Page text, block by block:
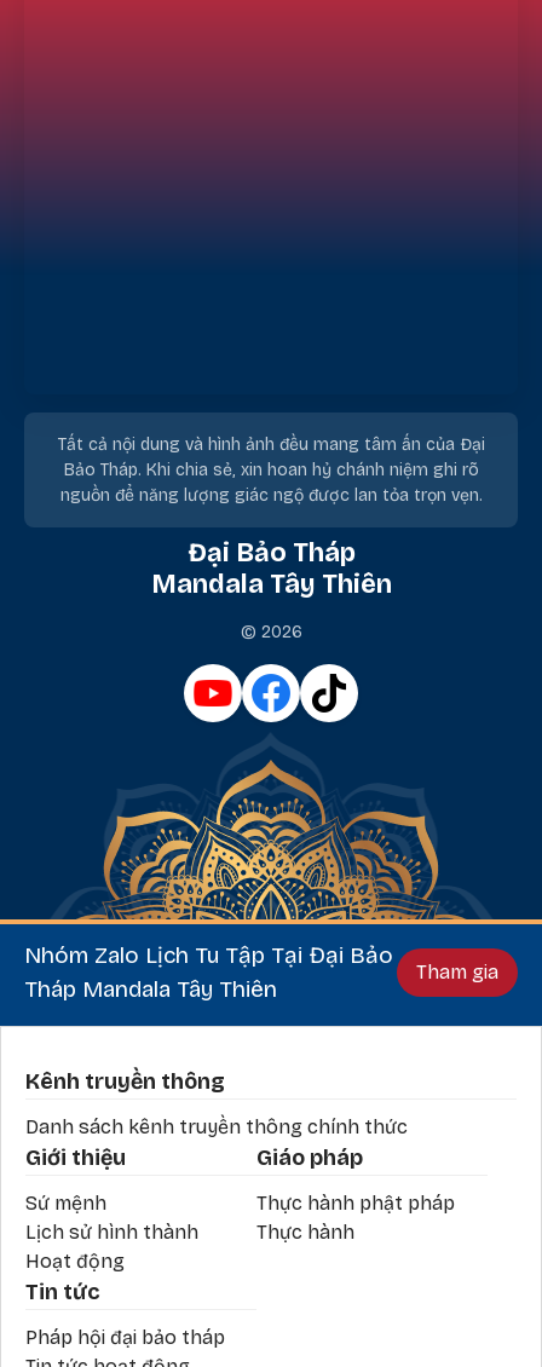
Tất cả nội dung và hình ảnh đều mang tâm ấn của Đại
Bảo Tháp. Khi chia sẻ, xin hoan hỷ chánh niệm ghi rõ
nguồn để năng lượng giác ngộ được lan tỏa trọn vẹn.
Đại Bảo Tháp
Mandala Tây Thiên
© 2026
Nhóm Zalo Lịch Tu Tập Tại Đại Bảo
Tháp Mandala Tây Thiên
Tham gia
Phần chân
Kênh truyền thông
Danh sách kênh truyền thông chính thức
Giới thiệu
Sứ mệnh
Lịch sử hình thành
Hoạt động
Giáo pháp
Thực hành phật pháp
Thực hành
Tin tức
Pháp hội đại bảo tháp